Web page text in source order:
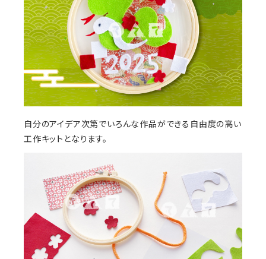
自分のアイデア次第でいろんな作品ができる自由度の高い
工作キットとなります。